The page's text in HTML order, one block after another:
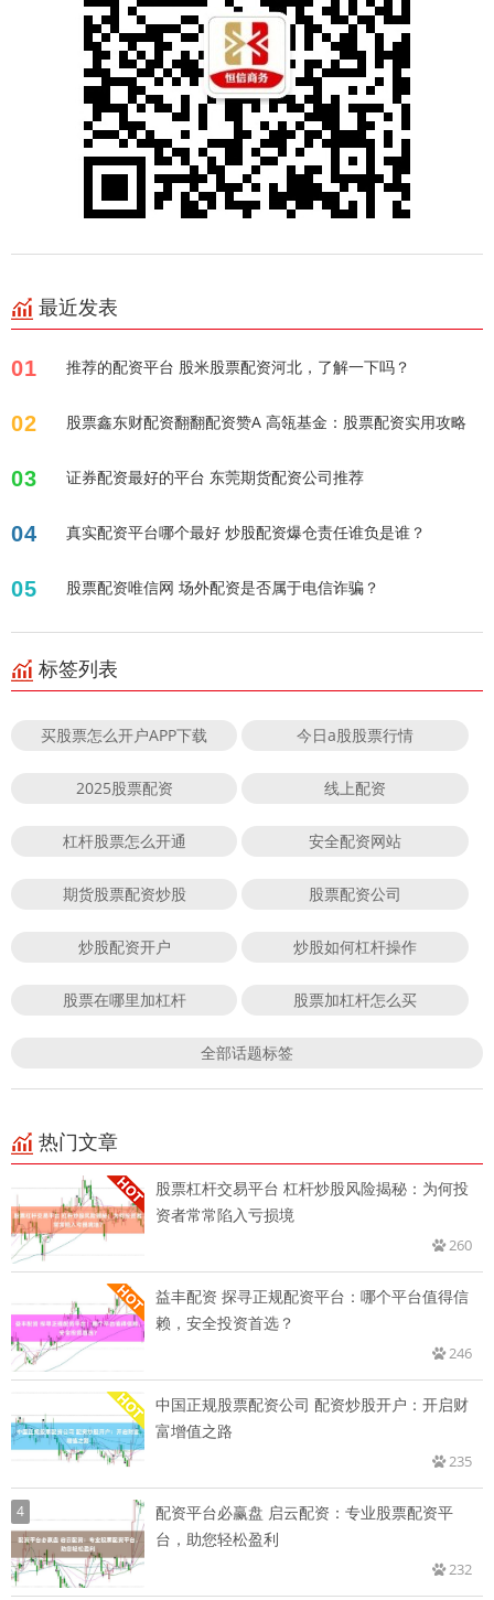
最近发表
01 推荐的配资平台 股米股票配资河北，了解一下吗？
02 股票鑫东财配资翻翻配资赞A 高瓴基金：股票配资实用攻略
03 证券配资最好的平台 东莞期货配资公司推荐
04 真实配资平台哪个最好 炒股配资爆仓责任谁负是谁？
05 股票配资唯信网 场外配资是否属于电信诈骗？
标签列表
买股票怎么开户APP下载 今日a股股票行情
2025股票配资 线上配资
杠杆股票怎么开通 安全配资网站
期货股票配资炒股 股票配资公司
炒股配资开户 炒股如何杠杆操作
股票在哪里加杠杆 股票加杠杆怎么买
全部话题标签
热门文章
股票杠杆交易平台 杠杆炒股风险揭秘：为何投
资者常常陷入亏损境
260
益丰配资 探寻正规配资平台：哪个平台值得信
赖，安全投资首选？
246
中国正规股票配资公司 配资炒股开户：开启财
富增值之路
235
4
配资平台必赢盘 启云配资：专业股票配资平
台，助您轻松盈利
232